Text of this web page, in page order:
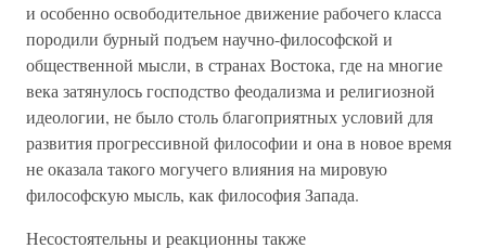
и особенно освободительное движение рабочего класса
породили бурный подъем научно-философской и
общественной мысли, в странах Востока, где на многие
века затянулось господство феодализма и религиозной
идеологии, не было столь благоприятных условий для
развития прогрессивной философии и она в новое время
не оказала такого могучего влияния на мировую
философскую мысль, как философия Запада.
Несостоятельны и реакционны также